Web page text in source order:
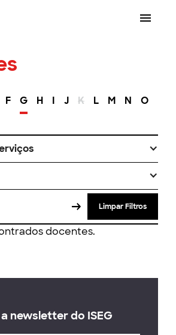
F G H I J K L M N O
Limpar Filtros
docentes.
newsletter do ISEG